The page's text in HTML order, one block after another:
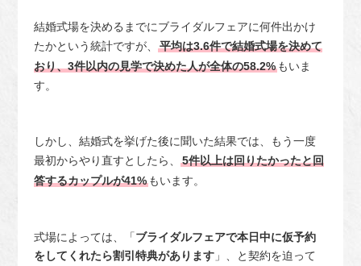
結婚式場を決めるまでにブライダルフェアに何件出かけ
たかという統計ですが、平均は3.6件で結婚式場を決めて
おり、3件以内の見学で決めた人が全体の58.2% もいま
す。
しかし、結婚式を挙げた後に聞いた結果では、もう一度
最初からやり直すとしたら、5件以上は回りたかったと回
答するカップルが41% もいます。
式場によっては、「ブライダルフェアで本日中に仮予約
をしてくれたら割引特典があります 」、と契約を迫って